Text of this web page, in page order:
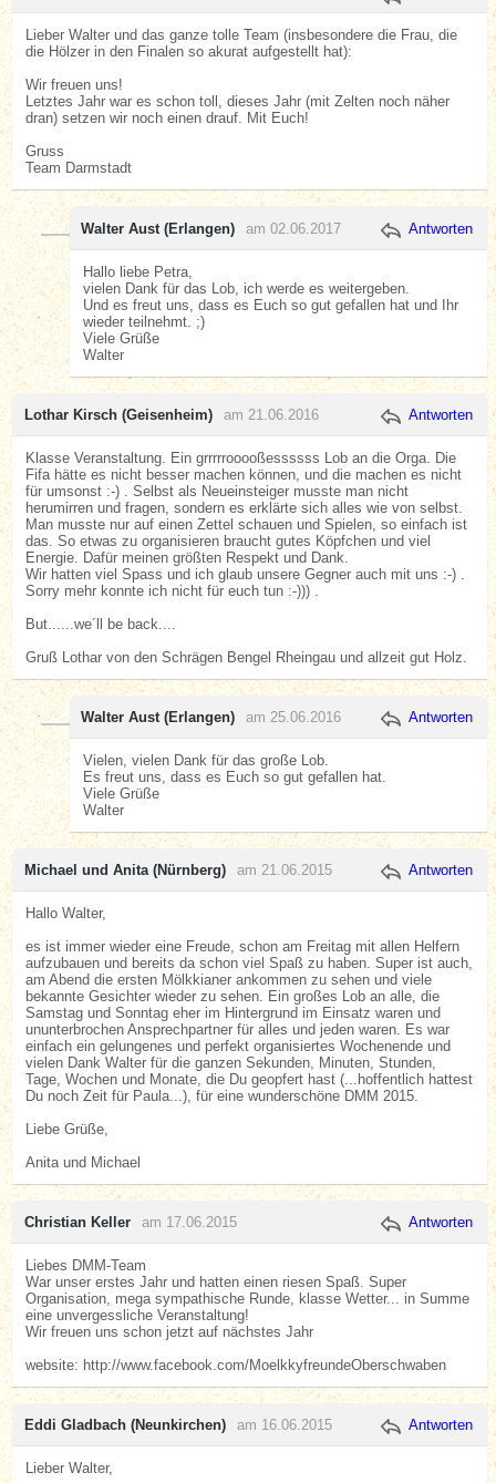
Lieber Walter und das ganze tolle Team (insbesondere die Frau, die
die Hölzer in den Finalen so akurat aufgestellt hat):
Wir freuen uns!
Letztes Jahr war es schon toll, dieses Jahr (mit Zelten noch näher
dran) setzen wir noch einen drauf. Mit Euch!
Gruss
Team Darmstadt
Walter Aust (Erlangen) am 02.06.2017 Antworten
Hallo liebe Petra,
vielen Dank für das Lob, ich werde es weitergeben.
Und es freut uns, dass es Euch so gut gefallen hat und Ihr
wieder teilnehmt. ;)
Viele Grüße
Walter
Lothar Kirsch (Geisenheim) am 21.06.2016 Antworten
Klasse Veranstaltung. Ein grrrrrooooßessssss Lob an die Orga. Die
Fifa hätte es nicht besser machen können, und die machen es nicht
für umsonst :-) . Selbst als Neueinsteiger musste man nicht
herumirren und fragen, sondern es erklärte sich alles wie von selbst.
Man musste nur auf einen Zettel schauen und Spielen, so einfach ist
das. So etwas zu organisieren braucht gutes Köpfchen und viel
Energie. Dafür meinen größten Respekt und Dank.
Wir hatten viel Spass und ich glaub unsere Gegner auch mit uns :-) .
Sorry mehr konnte ich nicht für euch tun :-))) .
But......we´ll be back....
Gruß Lothar von den Schrägen Bengel Rheingau und allzeit gut Holz.
Walter Aust (Erlangen) am 25.06.2016 Antworten
Vielen, vielen Dank für das große Lob.
Es freut uns, dass es Euch so gut gefallen hat.
Viele Grüße
Walter
Michael und Anita (Nürnberg) am 21.06.2015 Antworten
Hallo Walter,
es ist immer wieder eine Freude, schon am Freitag mit allen Helfern
aufzubauen und bereits da schon viel Spaß zu haben. Super ist auch,
am Abend die ersten Mölkkianer ankommen zu sehen und viele
bekannte Gesichter wieder zu sehen. Ein großes Lob an alle, die
Samstag und Sonntag eher im Hintergrund im Einsatz waren und
ununterbrochen Ansprechpartner für alles und jeden waren. Es war
einfach ein gelungenes und perfekt organisiertes Wochenende und
vielen Dank Walter für die ganzen Sekunden, Minuten, Stunden,
Tage, Wochen und Monate, die Du geopfert hast (...hoffentlich hattest
Du noch Zeit für Paula...), für eine wunderschöne DMM 2015.
Liebe Grüße,
Anita und Michael
Christian Keller am 17.06.2015 Antworten
Liebes DMM-Team
War unser erstes Jahr und hatten einen riesen Spaß. Super
Organisation, mega sympathische Runde, klasse Wetter... in Summe
eine unvergessliche Veranstaltung!
Wir freuen uns schon jetzt auf nächstes Jahr
website: http://www.facebook.com/MoelkkyfreundeOberschwaben
Eddi Gladbach (Neunkirchen) am 16.06.2015 Antworten
Lieber Walter,